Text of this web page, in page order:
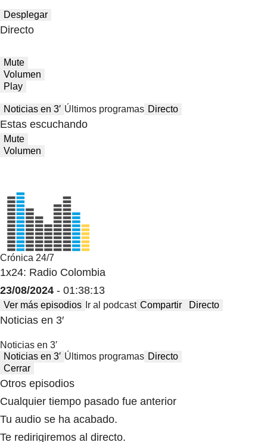
Desplegar
Directo
Mute
Volumen
Play
Noticias en 3′ Últimos programas Directo
Estas escuchando
Mute
Volumen
Crónica 24/7
1x24: Radio Colombia
23/08/2024 - 01:38:13
Ver más episodios Ir al podcast Compartir Directo
Noticias en 3′
Noticias en 3′
Noticias en 3′ Últimos programas Directo
Cerrar
Otros episodios
Cualquier tiempo pasado fue anterior
Tu audio se ha acabado.
Te redirigiremos al directo.